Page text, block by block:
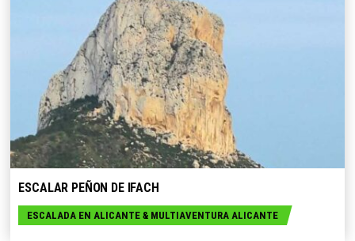
SELECCIONE OPCIONES
ESCALAR PEÑON DE IFACH
ESCALADA EN ALICANTE & MULTIAVENTURA ALICANTE